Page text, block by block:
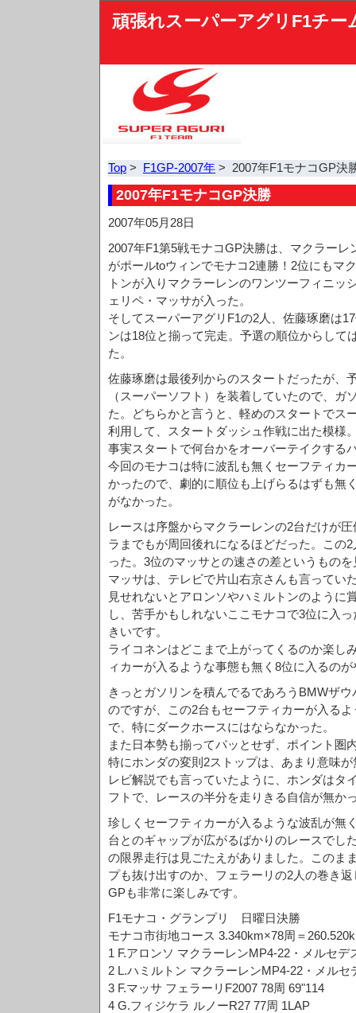
頑張れスーパーアグリF1チー
Top > F1GP-2007年 > 2007年F1モナコGP決
2007年F1モナコGP決勝
2007年05月28日
2007年F1第5戦モナコGP決勝は、マクラー
がポールtoウィンでモナコ2連勝！2位にもマ
トンが入りマクラーレンのワンツーフィニッ
ェリペ・マッサが入った。
そしてスーパーアグリF1の2人、佐藤琢磨は
ンは18位と揃って完走。予選の順位からして
た。
佐藤琢磨は最後列からのスタートだったが、
（スーパーソフト）を装着していたので、ガ
た。どちらかと言うと、軽めのスタートでス
利用して、スタートダッシュ作戦に出た模様
事実スタートで何台かをオーバーテイクする
今回のモナコは特に波乱も無くセーフティカ
かったので、劇的に順位も上げらるはずも無
がなかった。
レースは序盤からマクラーレンの2台だけが
ラまでもが周回後れになるほどだった。この
った。3位のマッサとの速さの差というもの
マッサは、テレビで片山右京さんも言ってい
見せれないとアロンソやハミルトンのように
し、苦手かもしれないここモナコで3位に入
きいです。
ライコネンはどこまで上がってくるのか楽し
ィカーが入るような事態も無く8位に入るの
きっとガソリンを積んでるであろうBMWザ
のですが、この2台もセーフティカーが入る
で、特にダークホースにはならなかった。
また日本勢も揃ってパッとせず、ポイント圏
特にホンダの変則2ストップは、あまり意味
レビ解説でも言っていたように、ホンダはタ
フトで、レースの半分を走りきる自信が無か
珍しくセーフティカーが入るような波乱が無
台とのギャップが広がるばかりのレースでし
の限界走行は見ごたえがありました。このま
プも抜け出すのか、フェラーリの2人の巻き
GPも非常に楽しみです。
F1モナコ・グランプリ 日曜日決勝
モナコ市街地コース 3.340km×78周＝
1 F.アロンソ マクラーレンMP4-22・メルセデ
2 L.ハミルトン マクラーレンMP4-22・メルセ
3 F.マッサ フェラーリF2007 78周 69"114
4 G.フィジケラ ルノーR27 77周 1LAP